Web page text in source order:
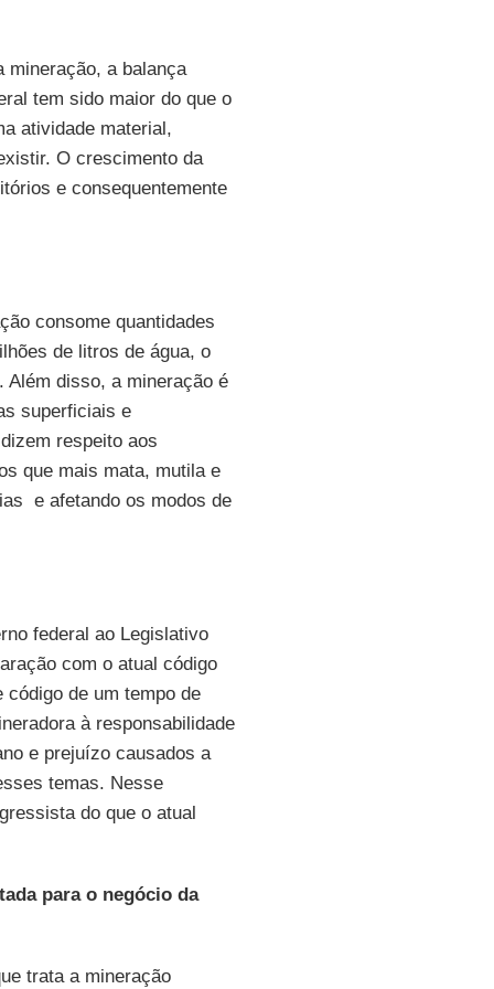
mineração, a balança
tem sido maior do que o
atividade material,
O crescimento da
e consequentemente
consome quantidades
de litros de água, o
Além disso, a mineração é
superficiais e
respeito aos
que mais mata, mutila e
e afetando os modos de
federal ao Legislativo
com o atual código
código de um tempo de
à responsabilidade
e prejuízo causados a
temas. Nesse
do que o atual
para o negócio da
trata a mineração